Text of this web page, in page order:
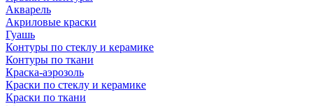
Акварель
Акриловые краски
Гуашь
Контуры по стеклу и керамике
Контуры по ткани
Краска-аэрозоль
Краски по стеклу и керамике
Краски по ткани